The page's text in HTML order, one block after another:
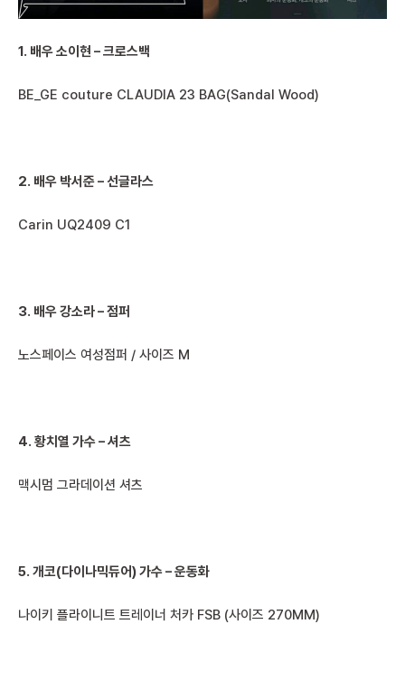
1. 배우 소이현 – 크로스백
BE_GE couture CLAUDIA 23 BAG(Sandal Wood)
2. 배우 박서준 – 선글라스
Carin UQ2409 C1
3. 배우 강소라 – 점퍼
노스페이스 여성점퍼 / 사이즈 M
4. 황치열 가수 – 셔츠
맥시멈 그라데이션 셔츠
5. 개코(다이나믹듀어) 가수 – 운동화
나이키 플라이니트 트레이너 처카 FSB (사이즈 270MM)